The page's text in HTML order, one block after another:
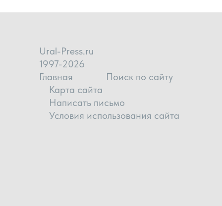
Ural-Press.ru
1997-2026
Главная
Поиск по сайту
Карта сайта
Написать письмо
Условия использования сайта